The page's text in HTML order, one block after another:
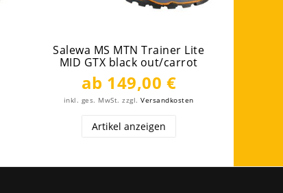
Salewa MS MTN Trainer Lite
MID GTX black out/carrot
ab 149,00 €
inkl. ges. MwSt. zzgl.Versandkosten
Artikel anzeigen